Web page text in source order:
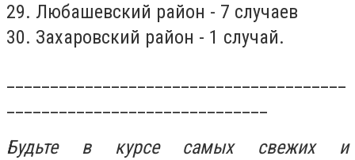
29. Любашевский район - 7 случаев
30. Захаровский район - 1 случай.
Будьте в курсе самых свежих и